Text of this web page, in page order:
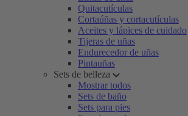
Quitacutículas
Cortaúñas y cortacutículas
Aceites y lápices de cuidado
Tijeras de uñas
Endurecedor de uñas
Pintauñas
Sets de belleza
Mostrar todos
Sets de baño
Sets para pies